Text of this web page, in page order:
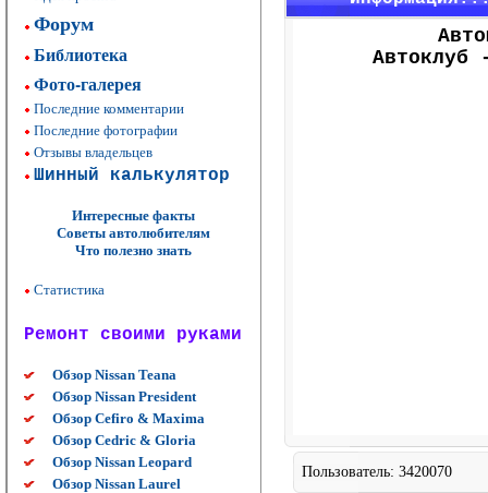
Форум
Библиотека
Фото-галерея
Последние комментарии
Последние фотографии
Отзывы владельцев
Шинный калькулятор
Интересные факты
Советы автолюбителям
Что полезно знать
Статистика
Ремонт своими руками
Обзор Nissan Teana
Обзор Nissan President
Обзор Cefiro & Maxima
Обзор Cedric & Gloria
Обзор Nissan Leopard
Обзор Nissan Laurel
Автоклуб
Пользователь: 3420070